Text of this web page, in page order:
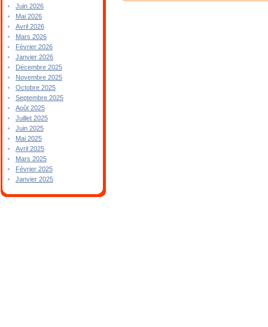
Juin 2026
Mai 2026
Avril 2026
Mars 2026
Février 2026
Janvier 2026
Décembre 2025
Novembre 2025
Octobre 2025
Septembre 2025
Août 2025
Juillet 2025
Juin 2025
Mai 2025
Avril 2025
Mars 2025
Février 2025
Janvier 2025